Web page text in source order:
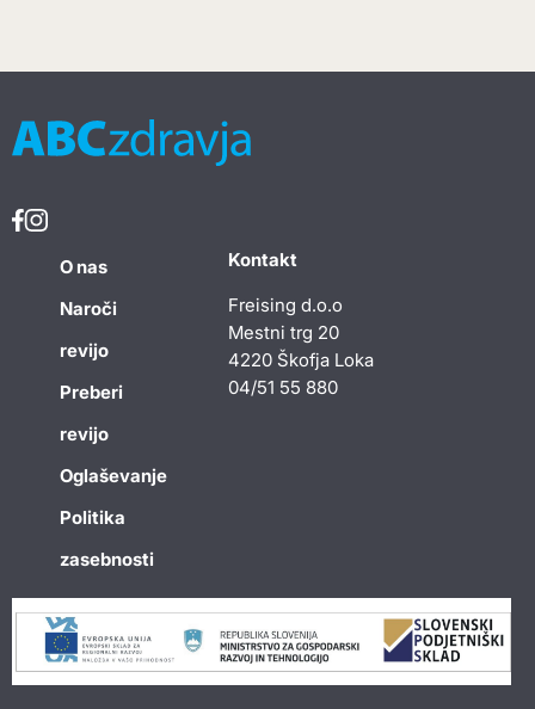
O nas
Naroči
revijo
Preberi
revijo
Oglaševanje
Politika
zasebnosti
Kontakt
Freising d.o.o
Mestni trg 20
4220 Škofja Loka
04/51 55 880